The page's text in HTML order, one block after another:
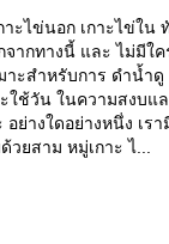
ะไข่นอก เกาะไข่ใน
จากทางนี้ และ ไม่มีใ
าะสำหรับการ ดำน้ำดู
ใช้วัน ในความสงบแ
ย่างใดอย่างหนึ่ง เรา
ยสาม หมู่เกาะ ไ...